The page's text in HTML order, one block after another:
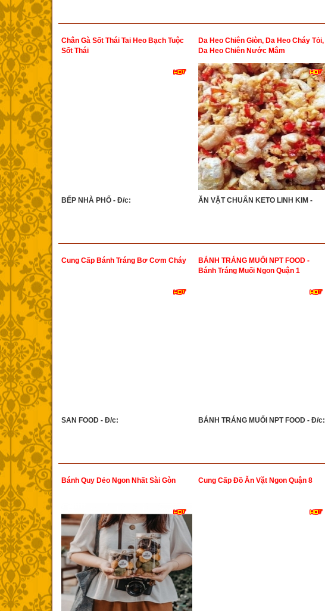
Chân Gà Sốt Thái Tai Heo Bạch Tuộc
Sốt Thái
BẾP NHÀ PHỐ - Đ/c:
Da Heo Chiên Giòn, Da Heo Cháy Tỏi,
Da Heo Chiên Nước Mắm
ĂN VẶT CHUẨN KETO LINH KIM -
Cung Cấp Bánh Tráng Bơ Cơm Cháy
SAN FOOD - Đ/c:
BÁNH TRÁNG MUỐI NPT FOOD -
Bánh Tráng Muối Ngon Quận 1
BÁNH TRÁNG MUỐI NPT FOOD - Đ/c:
Bánh Quy Dẻo Ngon Nhất Sài Gòn Cung Cấp Đồ Ăn Vặt Ngon Quận 8